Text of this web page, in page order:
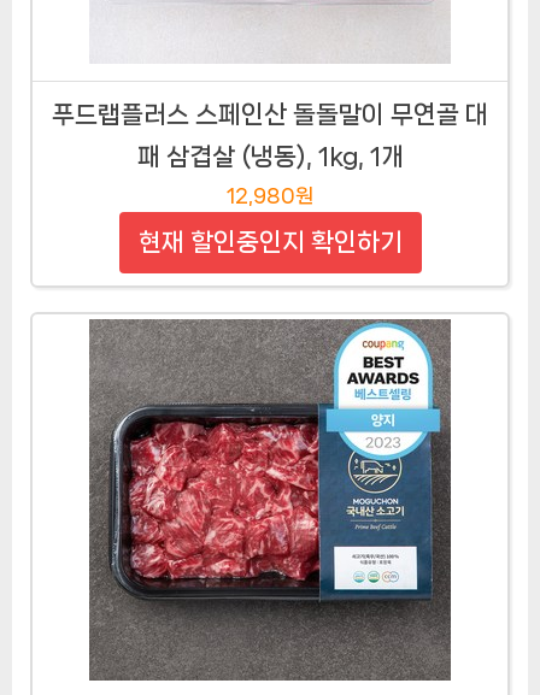
푸드랩플러스 스페인산 돌돌말이 무연골 대
패 삼겹살 (냉동), 1kg, 1개
12,980원
현재 할인중인지 확인하기